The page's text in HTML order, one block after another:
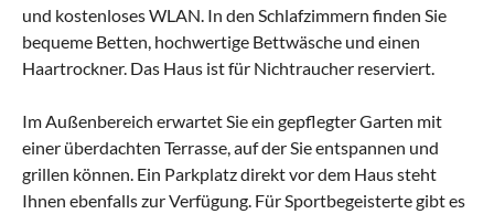
und kostenloses WLAN. In den Schlafzimmern finden Sie
bequeme Betten, hochwertige Bettwäsche und einen
Haartrockner. Das Haus ist für Nichtraucher reserviert.
Im Außenbereich erwartet Sie ein gepflegter Garten mit
einer überdachten Terrasse, auf der Sie entspannen und
grillen können. Ein Parkplatz direkt vor dem Haus steht
Ihnen ebenfalls zur Verfügung. Für Sportbegeisterte gibt es